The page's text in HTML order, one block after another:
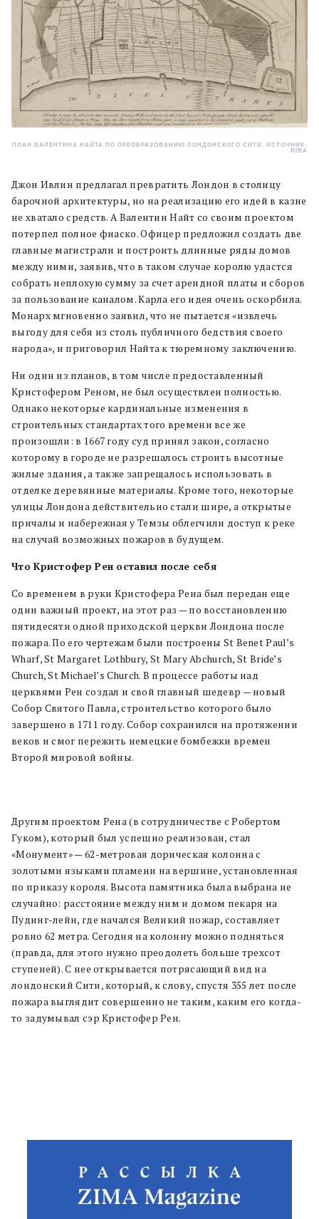
ПЛАН ВАЛЕНТИНА НАЙТА ПО ПРЕОБРАЗОВАНИЮ ЛОНДОНСКОГО СИТИ. ИСТОЧНИК:
RIBA
Джон Ивлин предлагал превратить Лондон в столицу
барочной архитектуры, но на реализацию его идей в казне
не хватало средств. А Валентин Найт со своим проектом
потерпел полное фиаско. Офицер предложил создать две
главные магистрали и построить длинные ряды домов
между ними, заявив, что в таком случае королю удастся
собрать неплохую сумму за счет арендной платы и сборов
за пользование каналом. Карла его идея очень оскорбила.
Монарх мгновенно заявил, что не пытается «извлечь
выгоду для себя из столь публичного бедствия своего
народа», и приговорил Найта к тюремному заключению.
Ни один из планов, в том числе предоставленный
Кристофером Реном, не был осуществлен полностью.
Однако некоторые кардинальные изменения в
строительных стандартах того времени все же
произошли: в 1667 году суд принял закон, согласно
которому в городе не разрешалось строить высотные
жилые здания, а также запрещалось использовать в
отделке деревянные материалы. Кроме того, некоторые
улицы Лондона действительно стали шире, а открытые
причалы и набережная у Темзы облегчили доступ к реке
на случай возможных пожаров в будущем.
Что Кристофер Рен оставил после себя
Со временем в руки Кристофера Рена был передан еще
один важный проект, на этот раз — по восстановлению
пятидесяти одной приходской церкви Лондона после
пожара. По его чертежам были построены St Benet Paul’s
Wharf, St Margaret Lothbury, St Mary Abchurch, St Bride’s
Church, St Michael’s Church. В процессе работы над
церквями Рен создал и свой главный шедевр — новый
Собор Святого Павла, строительство которого было
завершено в 1711 году. Собор сохранился на протяжении
веков и смог пережить немецкие бомбежки времен
Второй мировой войны.
Другим проектом Рена (в сотрудничестве с Робертом
Гуком), который был успешно реализован, стал
«Монумент» — 62-метровая дорическая колонна с
золотыми языками пламени на вершине, установленная
по приказу короля. Высота памятника была выбрана не
случайно: расстояние между ним и домом пекаря на
Пудинг-лейн, где начался Великий пожар, составляет
ровно 62 метра. Сегодня на колонну можно подняться
(правда, для этого нужно преодолеть больше трехсот
ступеней). С нее открывается потрясающий вид на
лондонский Сити, который, к слову, спустя 355 лет после
пожара выглядит совершенно не таким, каким его когда-
то задумывал сэр Кристофер Рен.